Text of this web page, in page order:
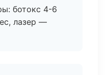
ботокс 4-6
лазер —